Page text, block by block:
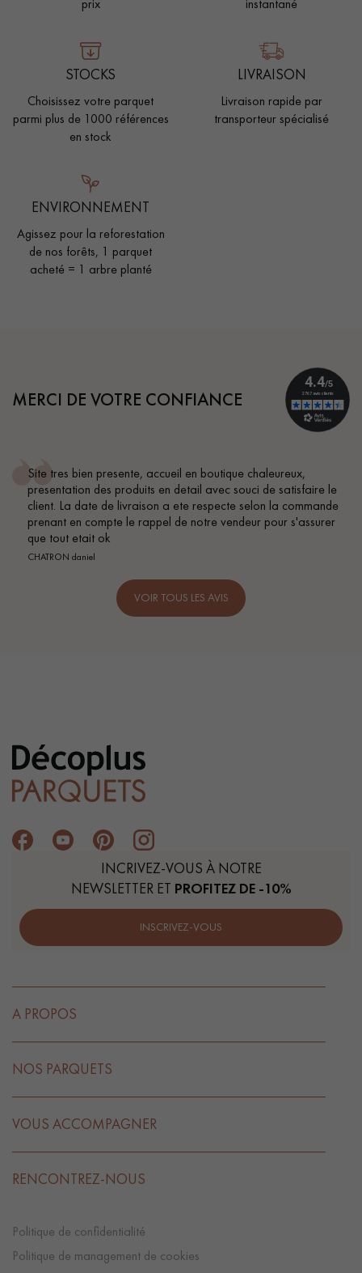
STOCKS
Choisissez votre parquet
parmi plus de 1000 références
en stock
LIVRAISON
Livraison rapide par
transporteur spécialisé
ENVIRONNEMENT
Agissez pour la reforestation
de nos forêts, 1 parquet
acheté = 1 arbre planté
MERCI DE VOTRE CONFIANCE
Site tres bien presente, accueil en boutique chaleureux,
presentation des produits en detail avec souci de satisfaire le
client. La date de livraison a ete respecte selon la commande
prenant en compte le rappel de notre vendeur pour s'assurer
que tout etait ok
CHATRON daniel
VOIR TOUS LES AVIS
INCRIVEZ-VOUS À NOTRE
NEWSLETTER ET PROFITEZ DE -10%
INSCRIVEZ-VOUS
A PROPOS
NOS PARQUETS
VOUS ACCOMPAGNER
RENCONTREZ-NOUS
Politique de confidentialité
Politique de management de cookies